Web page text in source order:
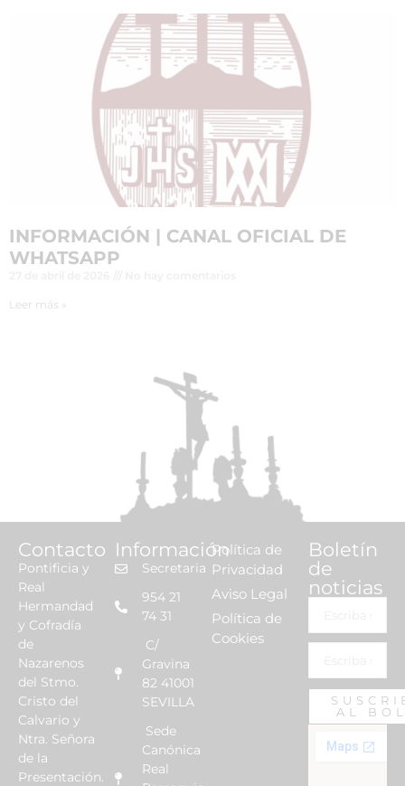
INFORMACIÓN | CANAL OFICIAL DE
WHATSAPP
Leer más »
Contacto
Pontificia y
Real
Hermandad
y Cofradía
de
Nazarenos
del Stmo.
Cristo del
Calvario y
Ntra. Señora
de la
Presentación.
Información
Secretaria
954 21
74 31
C/
Gravina
82 41001
SEVILLA
Sede
Canónica
Real
Política de
Privacidad
Aviso Legal
Política de
Cookies
Boletín
de
noticias
AL